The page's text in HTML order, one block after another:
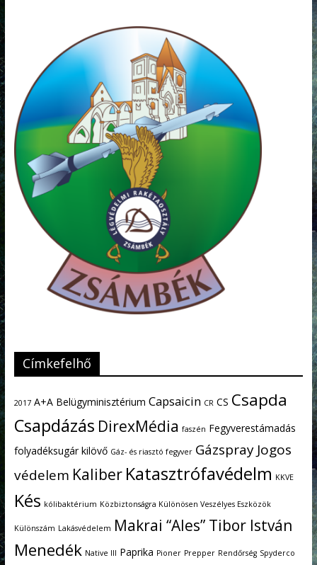
Címkefelhő
2017 A+A Belügyminisztérium Capsaicin CR CS Csapda
Csapdázás DirexMédia faszén Fegyverestámadás
folyadéksugár kilövő Gáz- és riasztó fegyver Gázspray Jogos
védelem Kaliber Katasztrófavédelm KKVE
Kés kólibaktérium Közbiztonságra Különösen Veszélyes Eszközök
Különszám Lakásvédelem Makrai “Ales” Tibor István
Menedék Native III Paprika Pioner Prepper Rendőrség Spyderco